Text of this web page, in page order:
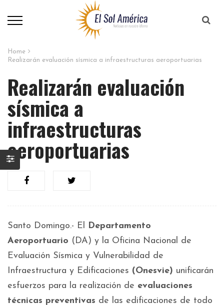
Home
Realizarán evaluación sísmica a infraestructuras aeroportuarias
Realizarán evaluación
sísmica a
infraestructuras
aeroportuarias
Santo Domingo.- El Departamento
Aeroportuario (DA) y la Oficina Nacional de
Evaluación Sísmica y Vulnerabilidad de
Infraestructura y Edificaciones (Onesvie) unificarán
esfuerzos para la realización de evaluaciones
técnicas preventivas de las edificaciones de todo